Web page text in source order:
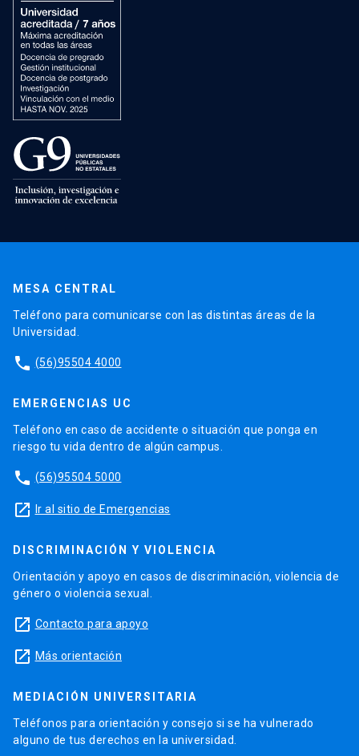
MESA CENTRAL
Teléfono para comunicarse con las distintas áreas de la
Universidad.
phone (56)95504 4000
EMERGENCIAS UC
Teléfono en caso de accidente o situación que ponga en
riesgo tu vida dentro de algún campus.
phone (56)95504 5000
launch Ir al sitio de Emergencias
DISCRIMINACIÓN Y VIOLENCIA
Orientación y apoyo en casos de discriminación, violencia de
género o violencia sexual.
launch Contacto para apoyo
launch Más orientación
MEDIACIÓN UNIVERSITARIA
Teléfonos para orientación y consejo si se ha vulnerado
alguno de tus derechos en la universidad.